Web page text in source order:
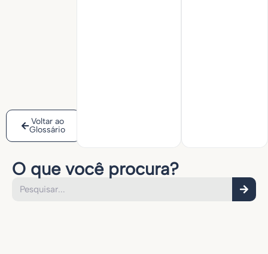
Voltar ao
Glossário
O que você procura?